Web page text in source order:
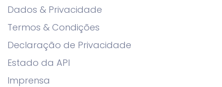
Dados & Privacidade
Termos & Condições
Declaração de Privacidade
Estado da API
Imprensa